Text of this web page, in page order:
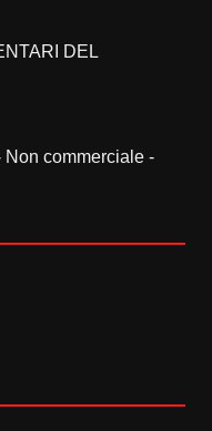
DEL
commerciale -